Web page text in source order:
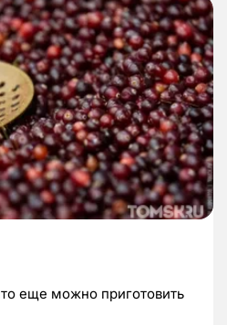
еще можно приготовить